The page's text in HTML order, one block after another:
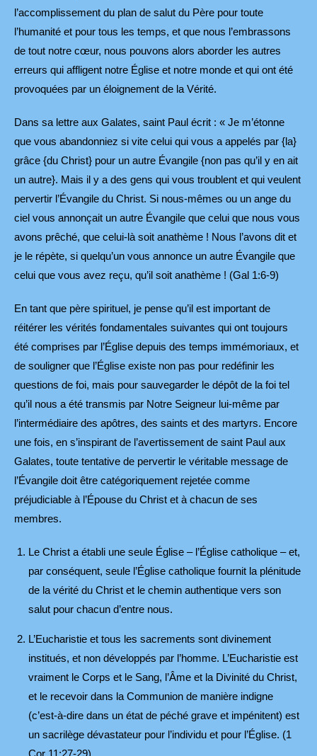
l’accomplissement du plan de salut du Père pour toute
l’humanité et pour tous les temps, et que nous l’embrassons
de tout notre cœur, nous pouvons alors aborder les autres
erreurs qui affligent notre Église et notre monde et qui ont été
provoquées par un éloignement de la Vérité.
Dans sa lettre aux Galates, saint Paul écrit : « Je m’étonne
que vous abandonniez si vite celui qui vous a appelés par {la}
grâce {du Christ} pour un autre Évangile {non pas qu’il y en ait
un autre}. Mais il y a des gens qui vous troublent et qui veulent
pervertir l’Évangile du Christ. Si nous-mêmes ou un ange du
ciel vous annonçait un autre Évangile que celui que nous vous
avons prêché, que celui-là soit anathème ! Nous l’avons dit et
je le répète, si quelqu’un vous annonce un autre Évangile que
celui que vous avez reçu, qu’il soit anathème ! (Gal 1:6-9)
En tant que père spirituel, je pense qu’il est important de
réitérer les vérités fondamentales suivantes qui ont toujours
été comprises par l’Église depuis des temps immémoriaux, et
de souligner que l’Église existe non pas pour redéfinir les
questions de foi, mais pour sauvegarder le dépôt de la foi tel
qu’il nous a été transmis par Notre Seigneur lui-même par
l’intermédiaire des apôtres, des saints et des martyrs. Encore
une fois, en s’inspirant de l’avertissement de saint Paul aux
Galates, toute tentative de pervertir le véritable message de
l’Évangile doit être catégoriquement rejetée comme
préjudiciable à l’Épouse du Christ et à chacun de ses
membres.
Le Christ a établi une seule Église – l’Église catholique – et,
par conséquent, seule l’Église catholique fournit la plénitude
de la vérité du Christ et le chemin authentique vers son
salut pour chacun d’entre nous.
L’Eucharistie et tous les sacrements sont divinement
institués, et non développés par l’homme. L’Eucharistie est
vraiment le Corps et le Sang, l’Âme et la Divinité du Christ,
et le recevoir dans la Communion de manière indigne
(c’est-à-dire dans un état de péché grave et impénitent) est
un sacrilège dévastateur pour l’individu et pour l’Église. (1
Cor 11:27-29)